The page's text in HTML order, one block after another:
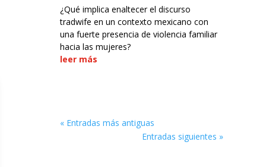
¿Qué implica enaltecer el discurso
tradwife en un contexto mexicano con
una fuerte presencia de violencia familiar
hacia las mujeres?
leer más
« Entradas más antiguas
Entradas siguientes »